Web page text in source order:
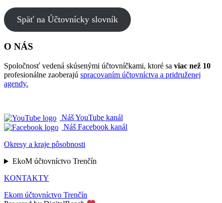
Späť na Účtovnícky slovník
O NÁS
Spoločnosť vedená skúsenými účtovníčkami, ktoré sa viac než 10
profesionálne zaoberajú spracovaním účtovníctva a pridruženej
agendy.
Náš YouTube kanál
Náš Facebook kanál
Okresy a kraje pôsobnosti
EkoM účtovníctvo Trenčín
KONTAKTY
Ekom účtovníctvo Trenčín